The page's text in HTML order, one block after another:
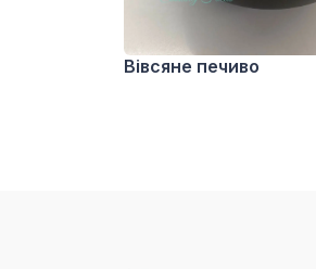
Вівсяне печиво